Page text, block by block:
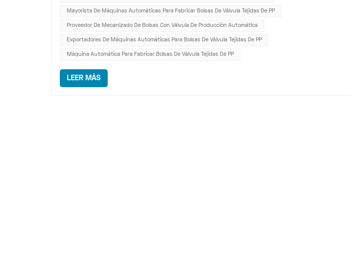
Mayorista De Máquinas Automáticas Para Fabricar Bolsas De Válvula Tejidas De PP
Proveedor De Mecanizado De Bolsas Con Válvula De Producción Automática
Exportadores De Máquinas Automáticas Para Bolsas De Válvula Tejidas De PP
Máquina Automática Para Fabricar Bolsas De Válvula Tejidas De PP
LEER MÁS